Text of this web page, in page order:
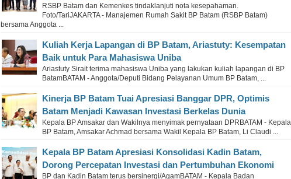
RSBP Batam dan Kemenkes tindaklanjuti nota kesepahaman.
Foto/TariJAKARTA - Manajemen Rumah Sakit BP Batam (RSBP Batam)
bersama Anggota ...
Kuliah Kerja Lapangan di BP Batam, Ariastuty: Kesempatan
Baik untuk Para Mahasiswa Uniba
Ariastuty Sirait terima mahasiswa Uniba yang lakukan kuliah lapangan di BP
BatamBATAM - Anggota/Deputi Bidang Pelayanan Umum BP Batam, ...
Kinerja BP Batam Tuai Apresiasi Banggar DPR, Optimis
Batam Menjadi Kawasan Investasi Berkelas Dunia
Kepala BP Amsakar dan Wakilnya menyimak pernyataan DPRBATAM - Kepala
BP Batam, Amsakar Achmad bersama Wakil Kepala BP Batam, Li Claudi ...
Kepala BP Batam Apresiasi Konsolidasi Kadin Batam,
Dorong Percepatan Investasi dan Pertumbuhan Ekonomi
BP dan Kadin Batam terus bersinergi/AgamBATAM - Kepala Badan